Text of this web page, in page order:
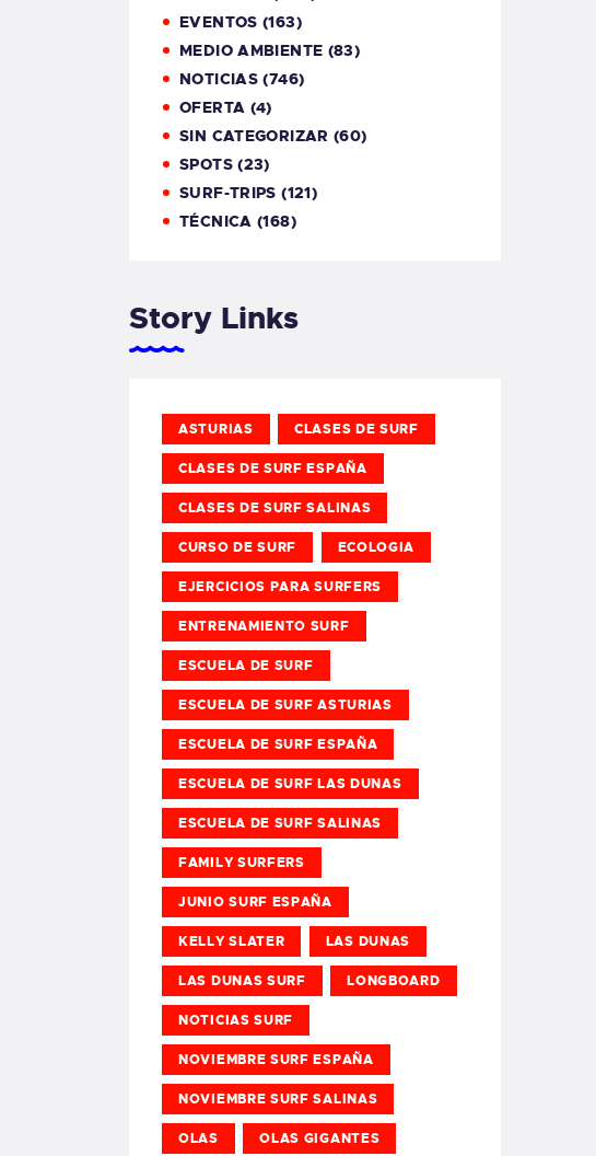
EVENTOS (163)
MEDIO AMBIENTE (83)
NOTICIAS (746)
OFERTA (4)
SIN CATEGORIZAR (60)
SPOTS(23)
SURF-TRIPS (121)
TÉCNICA (168)
Story Links
ASTURIAS CLASES DE SURF
CLASES DE SURF ESPAÑA
CLASES DE SURF SALINAS
CURSO DE SURF ECOLOGIA
EJERCICIOS PARA SURFERS
ENTRENAMIENTO SURF
ESCUELA DE SURF
ESCUELA DE SURF ASTURIAS
ESCUELA DE SURF ESPAÑA
ESCUELA DE SURF LAS DUNAS
ESCUELA DE SURF SALINAS
FAMILY SURFERS
JUNIO SURF ESPAÑA
KELLY SLATER LAS DUNAS
LAS DUNAS SURF LONGBOARD
NOTICIAS SURF
NOVIEMBRE SURF ESPAÑA
NOVIEMBRE SURF SALINAS
OLAS OLAS GIGANTES